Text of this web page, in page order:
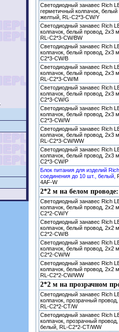
Светодиодный занавес Rich
герметичный колпачок, белый
желтый, RL-C2*3-CW/Y
Светодиодный занавес Rich
колпачок, белый провод, 2х3
RL-C2*3-CW/BW
Светодиодный занавес Rich
колпачок, белый провод, 2х3
C2*3-CW/B
Светодиодный занавес Rich
колпачок, белый провод, 2х3
RL-C2*3-CW/M
Светодиодный занавес Rich
колпачок, белый провод, 2х3
C2*3-CW/G
Светодиодный занавес Rich
колпачок, белый провод, 2х3
C2*3-CW/W
Светодиодный занавес Rich
колпачок, белый провод, 2х3
RL-C2*3-CW/WW
Светодиодный занавес Rich
колпачок, белый провод, 2х3
C2*3-CW/P
Блок питания для изделий
соединения до 10 шт., белый,
4AF-W
2*2 м на белом проводе:
Светодиодный занавес Rich
колпачок, белый провод, 2х2
C2*2-CW/Y
Светодиодный занавес Rich
колпачок, белый провод, 2х2
C2*2-CW/B
Светодиодный занавес Rich
колпачок, белый провод, 2х2
C2*2-CW/W
Светодиодный занавес Rich
колпачок, белый провод, 2х2
RL-C2*2-CW/WW
2*2 м на прозрачном
Светодиодный занавес Rich
колпачок, прозрачный
RL-C2*2-CT/W
Светодиодный занавес Rich
колпачок, прозрачный
белый, RL-C2*2-CT/WW